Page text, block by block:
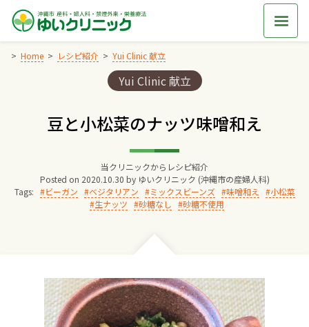
Skip
content
Home レシピ紹介 Yui Clinic 献立
Categories:
Yui Clinic 献立
豆と小松菜のナッツ味噌和え
当クリニックからレシピ紹介
Posted on 2020.10.30 by ゆいクリニック (沖縄市の産婦人科)
Tags:
ビーガン ベジタリアン ミックスビーンズ 味噌和え
小松菜
生ナッツ
砂糖なし 砂糖不使用
院長からのごあいさつ
妊婦健診